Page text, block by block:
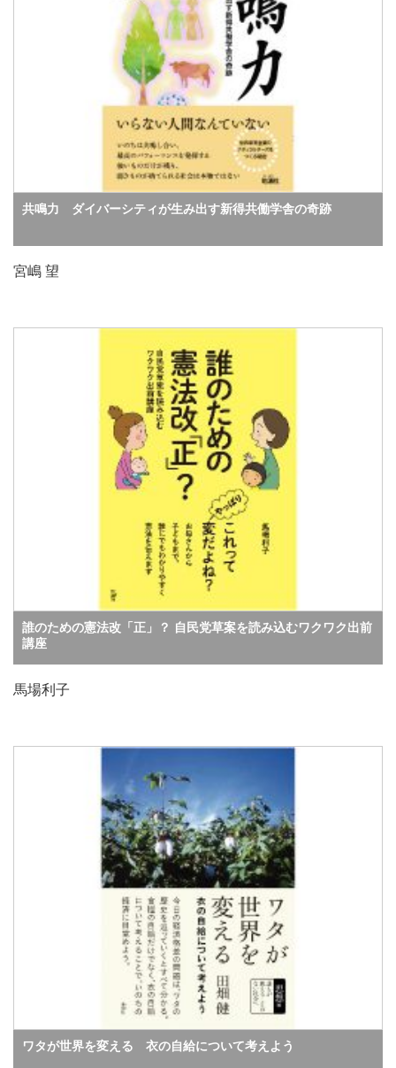
共鳴力 ダイバーシティが生み出す新得共働学舎の奇跡
宮嶋 望
誰のための憲法改「正」？ 自民党草案を読み込むワクワク出前
講座
馬場利子
ワタが世界を変える 衣の自給について考えよう